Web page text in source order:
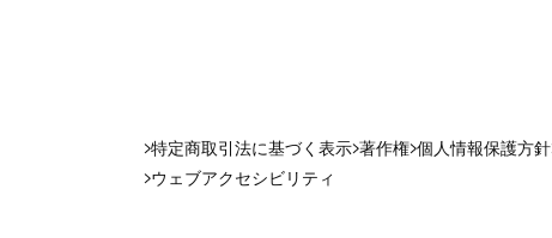
特定商取引法に基づく表示 著作権 個人情報保護方針
ウェブアクセシビリティ